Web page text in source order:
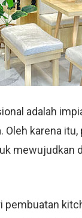
adalah
karena
mewujudkan